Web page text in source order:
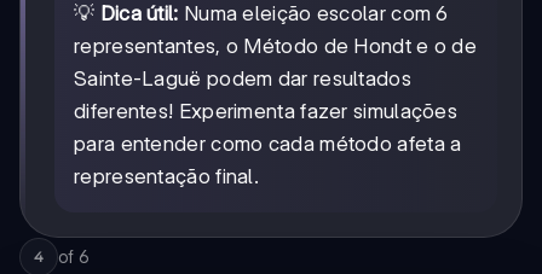
💡 Dica útil: Numa eleição escolar com 6
representantes, o Método de Hondt e o de
Sainte-Laguë podem dar resultados
diferentes! Experimenta fazer simulações
para entender como cada método afeta a
representação final.
4 of 6